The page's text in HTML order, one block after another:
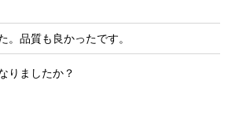
。品質も良かったです。
りましたか？